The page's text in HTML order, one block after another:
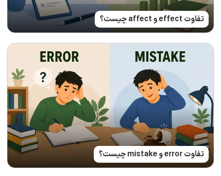
تفاوت effect و affect چیست؟
تفاوت error و mistake چیست؟